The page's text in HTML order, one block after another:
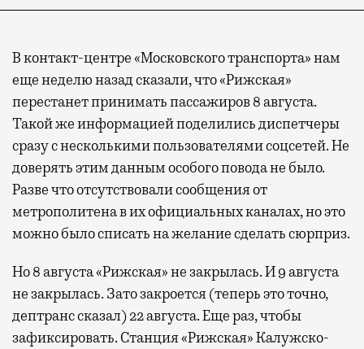
В контакт-центре «Московского транспорта» нам
еще неделю назад сказали, что «Рижская»
перестанет принимать пассажиров 8 августа.
Такой же информацией поделились диспетчеры
сразу с несколькими пользователями соцсетей. Не
доверять этим данным особого повода не было.
Разве что отсутствовали сообщения от
метрополитена в их официальных каналах, но это
можно было списать на желание сделать сюрприз.
Но 8 августа «Рижская» не закрылась. И 9 августа
не закрылась. Зато закроется (теперь это точно,
дептранс сказал) 22 августа. Еще раз, чтобы
зафиксировать. Станция «Рижская» Калужско-